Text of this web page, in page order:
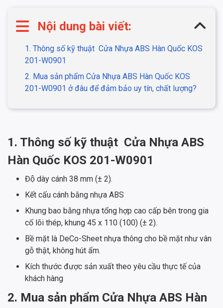
Nội dung bài viết:
1. Thông số kỹ thuật Cửa Nhựa ABS Hàn Quốc KOS
201-W0901
2. Mua sản phẩm Cửa Nhựa ABS Hàn Quốc KOS
201-W0901 ở đâu để đảm bảo uy tín, chất lượng?
1. Thông số kỹ thuật Cửa Nhựa ABS
Hàn Quốc KOS 201-W0901
Độ dày cánh 38 mm (± 2).
Kết cấu cánh bằng nhựa ABS
Khung bao bằng nhựa tổng hợp cao cấp bên trong gia
cố lõi thép, khung 45 x 110 (100) (± 2).
Bề mặt là DeCo-Sheet nhựa thông cho bề mặt như vân
gỗ thật, không hút ẩm.
Kích thước được sản xuất theo yêu cầu thực tế của
khách hàng
2. Mua sản phẩm Cửa Nhựa ABS Hàn